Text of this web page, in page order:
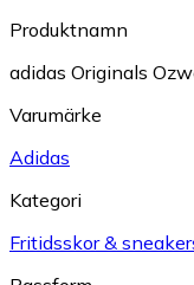
Produktnamn
adidas Originals
Varumärke
Adidas
Kategori
Fritidsskor &